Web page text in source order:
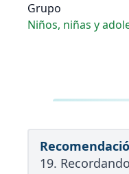
Grupo
Niños, niñas y
19.